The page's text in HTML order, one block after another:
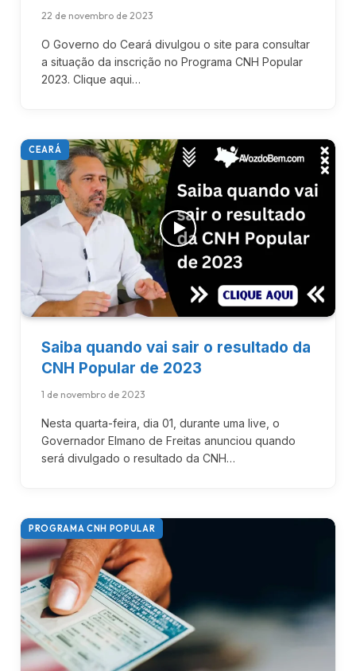
22 de novembro de 2023
O Governo do Ceará divulgou o site para consultar
a situação da inscrição no Programa CNH Popular
2023. Clique aqui…
CEARÁ
Saiba quando vai sair o resultado da
CNH Popular de 2023
1 de novembro de 2023
Nesta quarta-feira, dia 01, durante uma live, o
Governador Elmano de Freitas anunciou quando
será divulgado o resultado da CNH…
PROGRAMA CNH POPULAR